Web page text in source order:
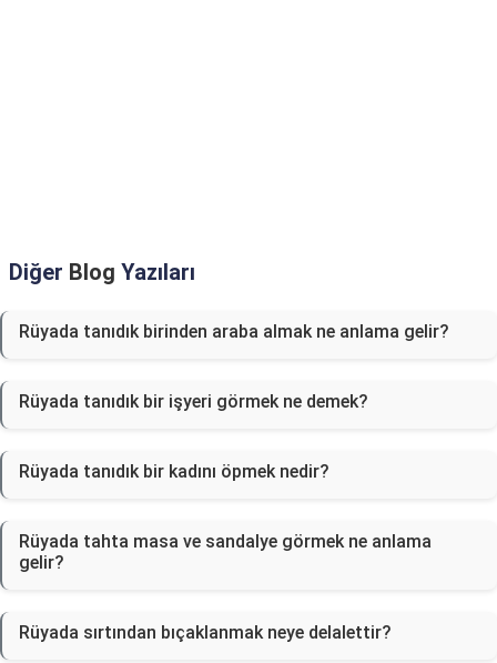
Diğer Blog Yazıları
Rüyada tanıdık birinden araba almak ne anlama gelir?
Rüyada tanıdık bir işyeri görmek ne demek?
Rüyada tanıdık bir kadını öpmek nedir?
Rüyada tahta masa ve sandalye görmek ne anlama
gelir?
Rüyada sırtından bıçaklanmak neye delalettir?